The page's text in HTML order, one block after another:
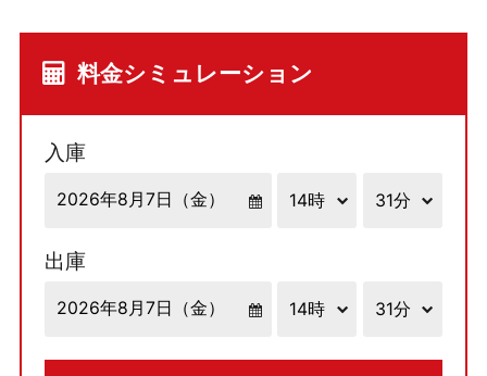
料金シミュレーション
入庫
出庫